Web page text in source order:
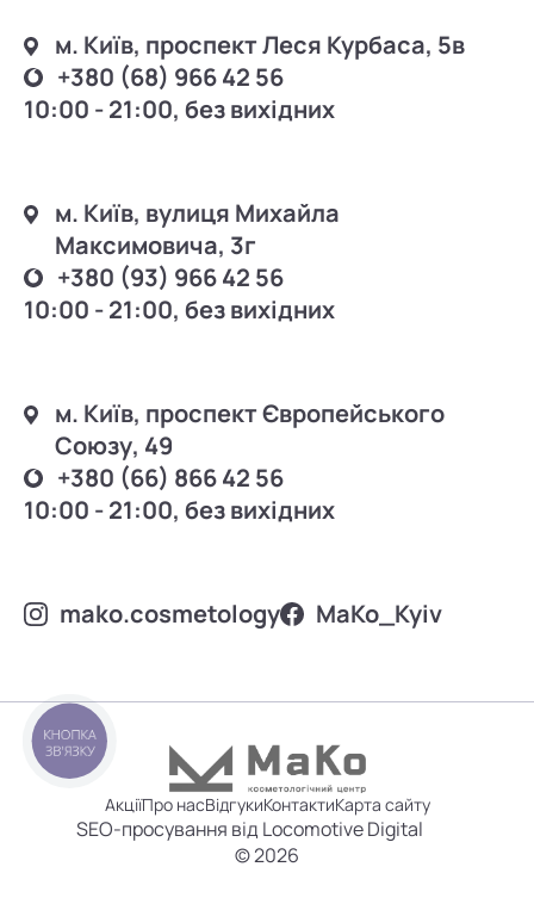
м. Київ, проспект Леся Курбаса, 5в
+380 (68) 966 42 56
10:00 - 21:00, без вихідних
м. Київ, вулиця Михайла
Максимовича, 3г
+380 (93) 966 42 56
10:00 - 21:00, без вихідних
м. Київ, проспект Європейського
Союзу, 49
+380 (66) 866 42 56
10:00 - 21:00, без вихідних
mako.cosmetology MаKo_Kyiv
АкціїПро насВідгукиКонтактиКарта сайту
SEO-просування від Locomotive Digital
© 2026
КНОПКА
ЗВ'ЯЗКУ